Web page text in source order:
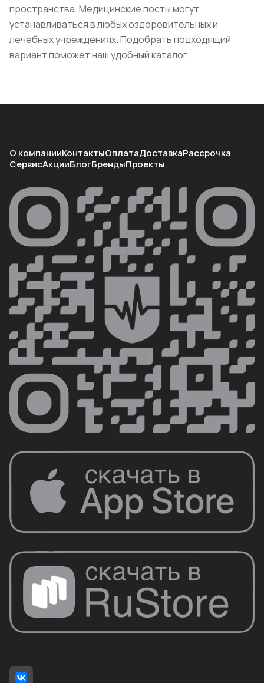
пространства. Медицинские посты могут
устанавливаться в любых оздоровительных и
лечебных учреждениях. Подобрать подходящий
вариант поможет наш удобный каталог.
О компанииКонтактыОплатаДоставкаРассрочка
СервисАкцииБлогБрендыПроекты